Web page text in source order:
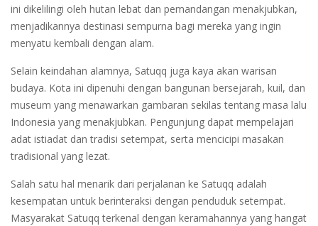
ini dikelilingi oleh hutan lebat dan pemandangan menakjubkan,
menjadikannya destinasi sempurna bagi mereka yang ingin
menyatu kembali dengan alam.
Selain keindahan alamnya, Satuqq juga kaya akan warisan
budaya. Kota ini dipenuhi dengan bangunan bersejarah, kuil, dan
museum yang menawarkan gambaran sekilas tentang masa lalu
Indonesia yang menakjubkan. Pengunjung dapat mempelajari
adat istiadat dan tradisi setempat, serta mencicipi masakan
tradisional yang lezat.
Salah satu hal menarik dari perjalanan ke Satuqq adalah
kesempatan untuk berinteraksi dengan penduduk setempat.
Masyarakat Satuqq terkenal dengan keramahannya yang hangat